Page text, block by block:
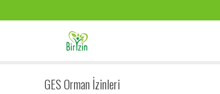
GES Orman İzinleri